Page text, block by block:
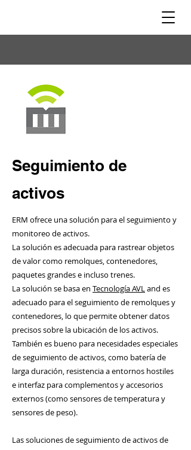
Seguimiento de
activos
ERM ofrece una solución para el seguimiento y
monitoreo de activos.
La solución es adecuada para rastrear objetos
de valor como remolques, contenedores,
paquetes grandes e incluso trenes.
La solución se basa en Tecnología AVLand es
adecuado para el seguimiento de remolques y
contenedores, lo que permite obtener datos
precisos sobre la ubicación de los activos.
También es bueno para necesidades especiales
de seguimiento de activos, como batería de
larga duración, resistencia a entornos hostiles
e interfaz para complementos y accesorios
externos (como sensores de temperatura y
sensores de peso).
Las soluciones de seguimiento de activos de